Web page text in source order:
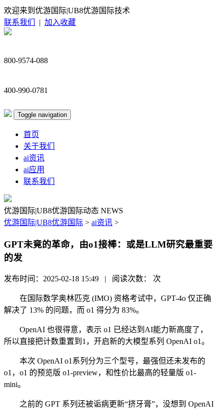
欢迎来到优游国际|UB8优游国际技术
联系我们
| 加入收藏
800-9574-088
400-990-0781
Toggle navigation
首页
关于我们
ai资讯
ai应用
联系我们
优游国际|UB8优游国际动态 NEWS
优游国际|UB8优游国际 > ai资讯 >
GPT未竟的革命，由o1接棒：或是LLM研究最重要
的发
发布时间：2025-02-18 15:49 | 阅读次数： 次
在国际数学奥林匹克 (IMO) 资格考试中，GPT-4o 仅正确
解决了 13% 的问题，而 o1 得分为 83%。
OpenAI 也很得意，表示 o1 已经达到AI能力新高度了，
所以直接把计数重置到1，开启新的大模型系列 OpenAI o1。
本次 OpenAI o1系列分为三个型号，最强但还未发布的
o1，o1 的预览版 o1-preview，和性价比最高的轻量版 o1-
mini。
之前的 GPT 系列还被诟病更新“挤牙膏”，没想到 OpenAI